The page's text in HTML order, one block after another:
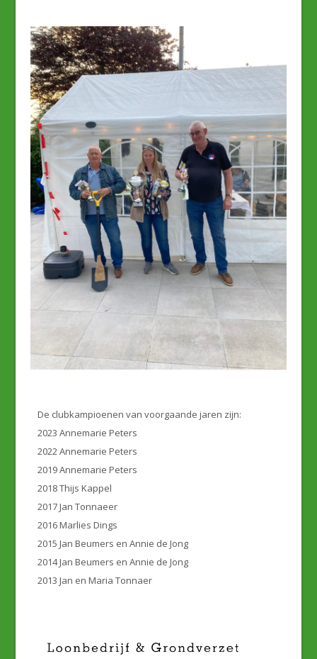
De clubkampioenen van voorgaande jaren zijn:
2023 Annemarie Peters
2022 Annemarie Peters
2019 Annemarie Peters
2018 Thijs Kappel
2017 Jan Tonnaeer
2016 Marlies Dings
2015 Jan Beumers en Annie de Jong
2014 Jan Beumers en Annie de Jong
2013 Jan en Maria Tonnaer